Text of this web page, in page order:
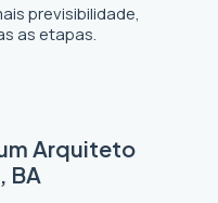
previsibilidade,
as etapas.
Arquiteto
BA